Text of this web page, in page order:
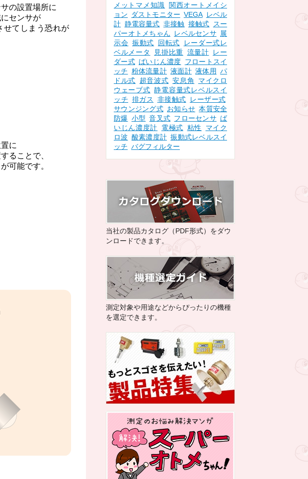
の設置場所に
センサが
せてしまう恐れが
に
ることで、
可能です。
メットマメ知識
関西オートメイシ
ョン
ダストモニター VEGA レベル
計 静電容量式 非接触 接触式
スー
パーオトメちゃん
レベルセンサ 展
示会 振動式 回転式
レーダー式レ
ベルメータ
見掛比重 流量計
レー
ダー式 ばいじん濃度 フロートスイ
ッチ 粉体流量計 液面計 液体用 パ
ドル式
超音波式 安息角
マイクロ
ウェーブ式 静電容量式レベルスイ
ッチ 排ガス 非接触式
レーザー式
サウンジング式 お知らせ 本質安全
防爆 小型 音叉式 フローセンサ ば
いじん濃度計
電極式 粘性
マイク
ロ波 酸素濃度計 振動式レベルスイ
ッチ バグフィルター
当社の製品カタログ（PDF形式）をダウ
ンロードできます。
測定対象や用途などからぴったりの機種
を選定できます。